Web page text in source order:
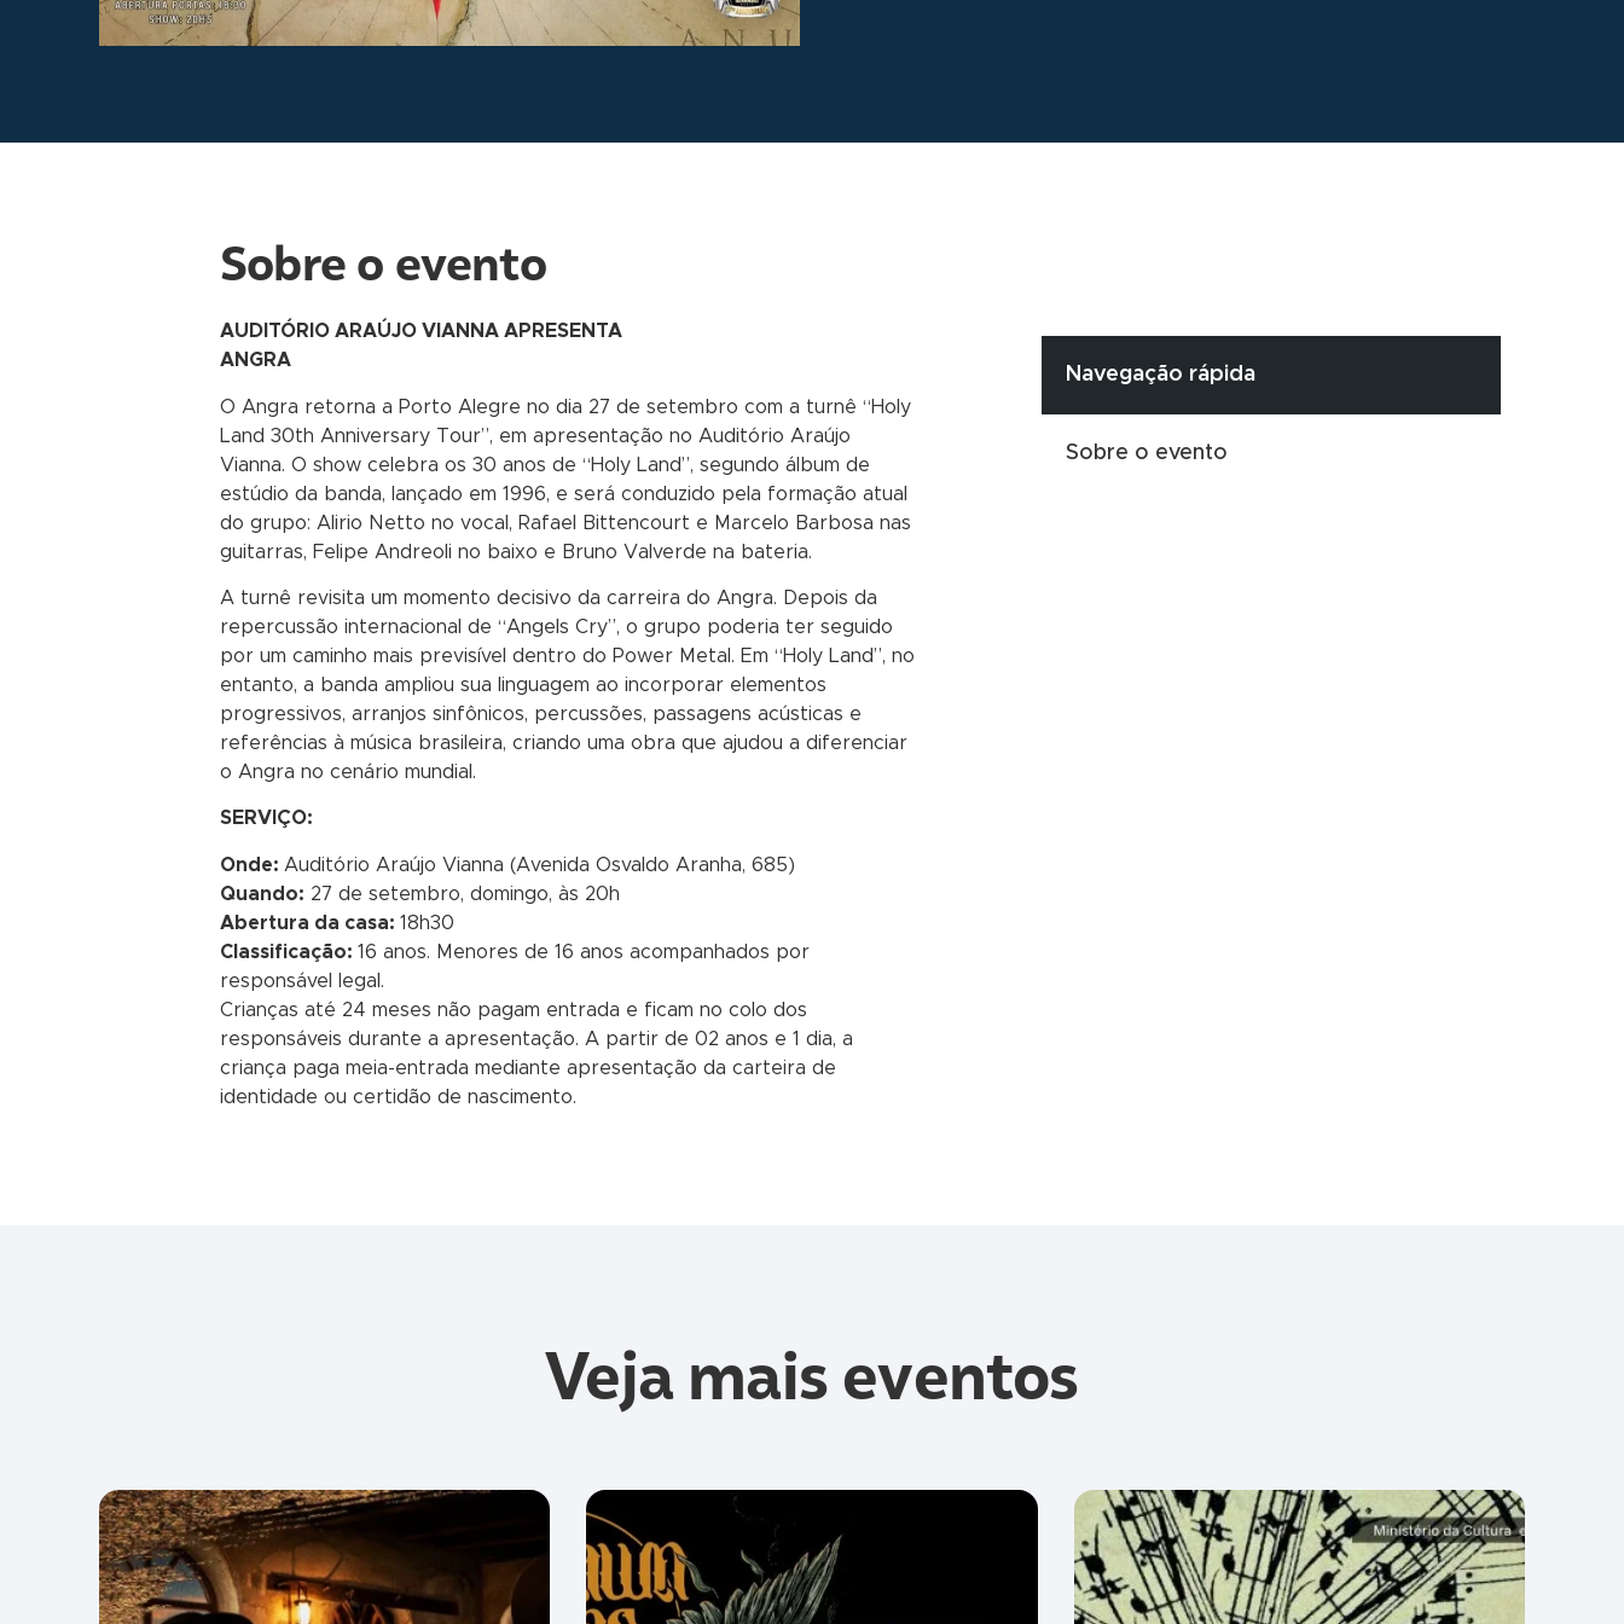
Sobre o evento
AUDITÓRIO ARAÚJO VIANNA APRESENTA
ANGRA
O Angra retorna a Porto Alegre no dia 27 de setembro com a turnê “Holy
Land 30th Anniversary Tour”, em apresentação no Auditório Araújo
Vianna. O show celebra os 30 anos de “Holy Land”, segundo álbum de
estúdio da banda, lançado em 1996, e será conduzido pela formação atual
do grupo: Alirio Netto no vocal, Rafael Bittencourt e Marcelo Barbosa nas
guitarras, Felipe Andreoli no baixo e Bruno Valverde na bateria.
A turnê revisita um momento decisivo da carreira do Angra. Depois da
repercussão internacional de “Angels Cry”, o grupo poderia ter seguido
por um caminho mais previsível dentro do Power Metal. Em “Holy Land”, no
entanto, a banda ampliou sua linguagem ao incorporar elementos
progressivos, arranjos sinfônicos, percussões, passagens acústicas e
referências à música brasileira, criando uma obra que ajudou a diferenciar
o Angra no cenário mundial.
SERVIÇO:
Onde: Auditório Araújo Vianna (Avenida Osvaldo Aranha, 685)
Quando: 27 de setembro, domingo, às 20h
Abertura da casa: 18h30
Classificação: 16 anos. Menores de 16 anos acompanhados por
responsável legal.
Crianças até 24 meses não pagam entrada e ficam no colo dos
responsáveis durante a apresentação. A partir de 02 anos e 1 dia, a
criança paga meia-entrada mediante apresentação da carteira de
identidade ou certidão de nascimento.
Navegação rápida
Sobre o evento
Veja mais eventos